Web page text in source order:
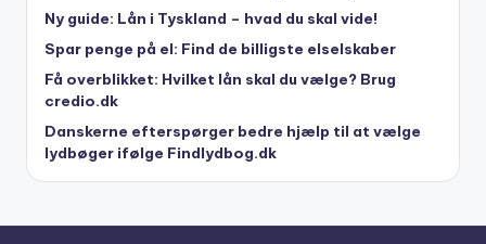
Ny guide: Lån i Tyskland – hvad du skal vide!
Spar penge på el: Find de billigste elselskaber
Få overblikket: Hvilket lån skal du vælge? Brug
credio.dk
Danskerne efterspørger bedre hjælp til at vælge
lydbøger ifølge Findlydbog.dk